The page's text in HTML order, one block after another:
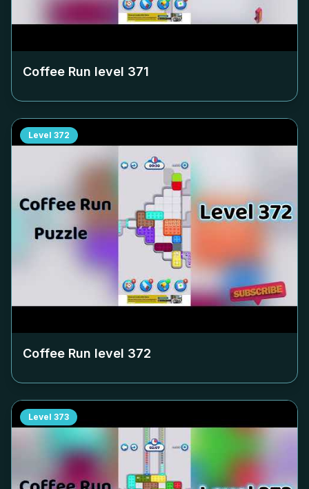
Coffee Run level 371
Level 372
Coffee Run level 372
Level 373